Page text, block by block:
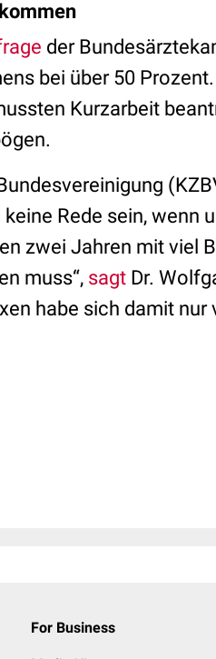
der
bei über 50
Kurzarbeit
Rede sein, wenn
zwei Jahren mit viel
muss“, sagt Dr.
habe sich damit nur
For Business